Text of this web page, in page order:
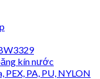
kín nước
PEX, PA, PU, NYLON